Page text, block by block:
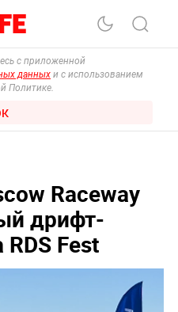
с приложенной
данных и с использованием
Политике.
Raceway
дрифт-
Fest